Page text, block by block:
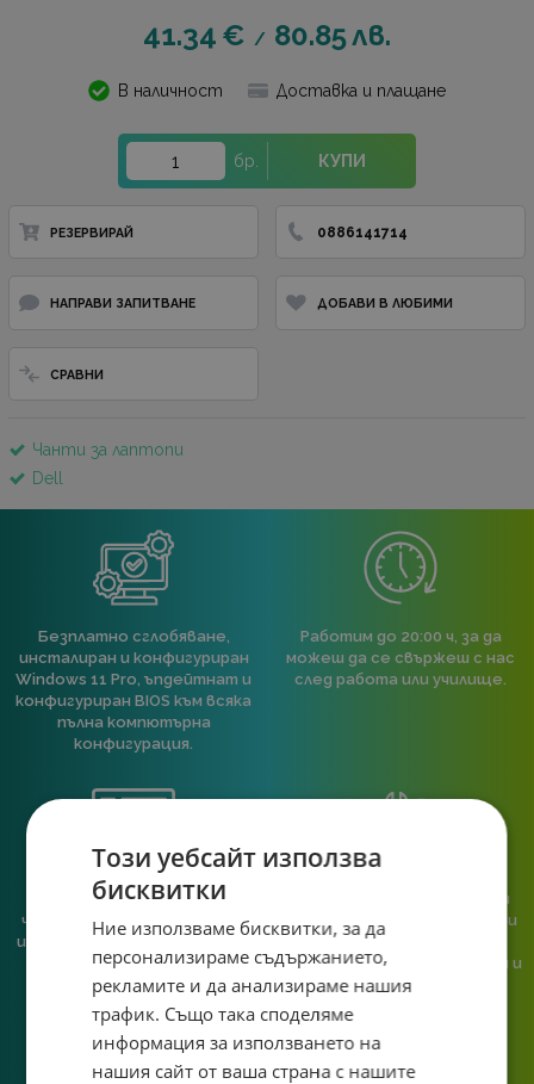
41.34 € / 80.85лв.
В наличност Доставка и плащане
бр. КУПИ
РЕЗЕРВИРАЙ 0886141714
НАПРАВИ ЗАПИТВАНЕ ДОБАВИ В ЛЮБИМИ
СРАВНИ
Чанти за лаптопи
Dell
Безплатно сглобяване,
инсталиран и конфигуриран
Windows 11 Pro, ъпдейтнат и
конфигуриран BIOS към всяка
пълна компютърна
конфигурация.
Работим до 20:00 ч, за да
можеш да се свържеш с нас
след работа или училище.
При нас говориш с реален
човек, не с чатбот, когато
имаш нужда от консултация
или справяне с проблем.
Сглобяваме, поддържаме и
обслужваме. Като магазин и
сервиз на едно място
гарантираме бърза реакция и
познаване на твоята
Този уебсайт използва
бисквитки
Ние използваме бисквитки, за да
персонализираме съдържанието,
рекламите и да анализираме нашия
трафик. Също така споделяме
информация за използването на
нашия сайт от ваша страна с нашите